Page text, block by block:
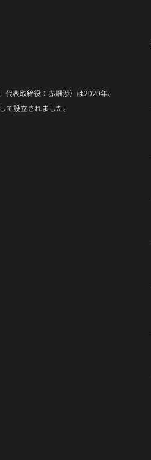
表取締役：赤畑渉）は2020年、
設立されました。